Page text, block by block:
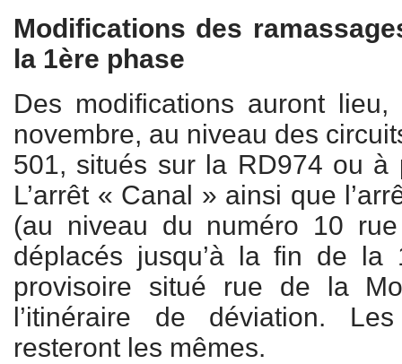
Modifications des
la 1ère phase
Des modifications auront
novembre, au niveau des
501, situés sur la RD974 ou à
L’arrêt « Canal » ainsi que
(au niveau du numéro 10
déplacés jusqu’à la fin de la
provisoire situé rue de la
l’itinéraire de déviation.
resteront les mêmes.